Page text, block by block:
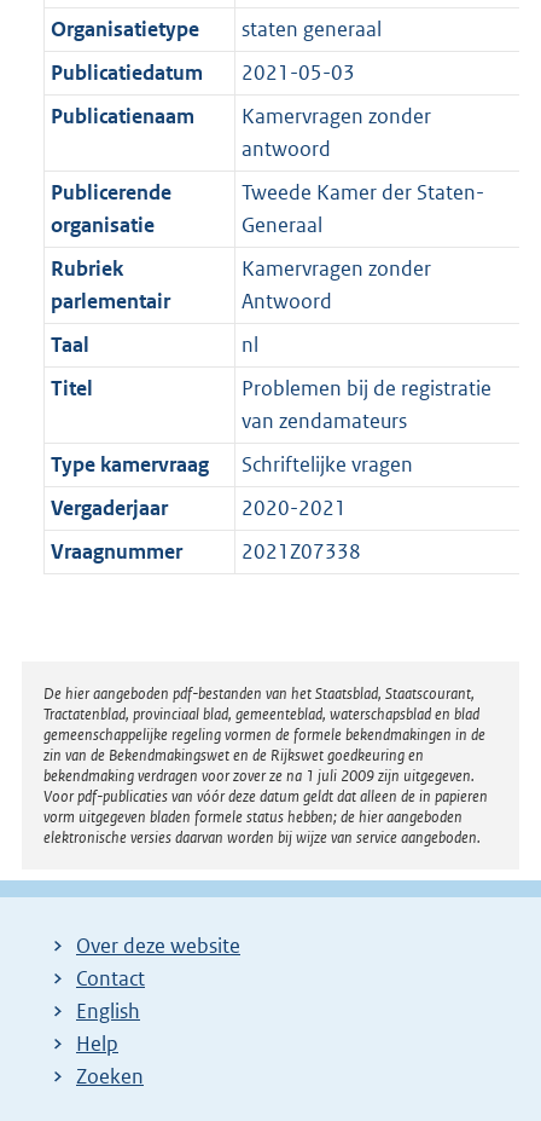
t
a
t
K
b
2
K
b
Organisatietype
staten generaal
Publicatiedatum
2021-05-03
Publicatienaam
Kamervragen zonder
antwoord
Publicerende
organisatie
Tweede Kamer der Staten-
Generaal
Rubriek
parlementair
Kamervragen zonder
Antwoord
Taal
nl
Titel
Problemen bij de registratie
van zendamateurs
Type kamervraag
Schriftelijke vragen
Vergaderjaar
2020-2021
Vraagnummer
2021Z07338
Disclaimer
De hier aangeboden pdf-bestanden van het Staatsblad, Staatscourant,
Tractatenblad, provinciaal blad, gemeenteblad, waterschapsblad en blad
gemeenschappelijke regeling vormen de formele bekendmakingen in de
zin van de Bekendmakingswet en de Rijkswet goedkeuring en
bekendmaking verdragen voor zover ze na 1 juli 2009 zijn uitgegeven.
Voor pdf-publicaties van vóór deze datum geldt dat alleen de in papieren
vorm uitgegeven bladen formele status hebben; de hier aangeboden
elektronische versies daarvan worden bij wijze van service aangeboden.
Over deze website
Contact
English
Help
Zoeken